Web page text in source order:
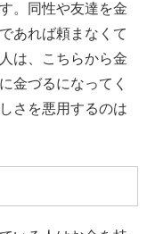
。同性や友達を金
あれば頼まなくて
は、こちらから金
金づるになってく
さを悪用するのは